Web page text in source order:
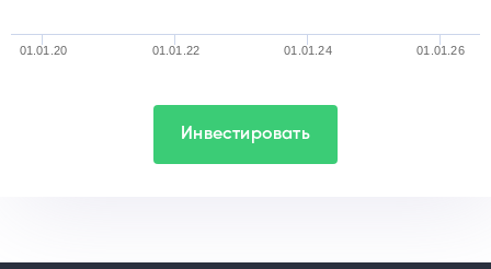
01.01.20 01.01.22 01.01.24 01.01.26
Инвестировать